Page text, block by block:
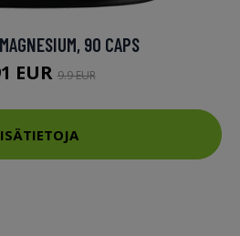
90 CAPS
EUR9.9 EUR